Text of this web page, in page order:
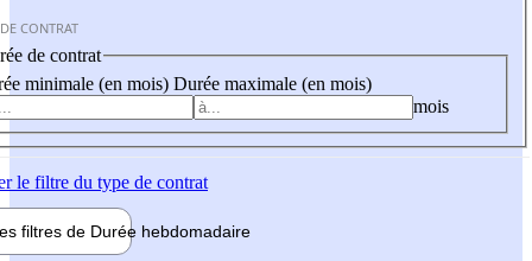
CONTRAT
de contrat
minimale (en mois) Durée maximale (en mois)
mois
le filtre du type de contrat
filtres de Durée hebdomadaire